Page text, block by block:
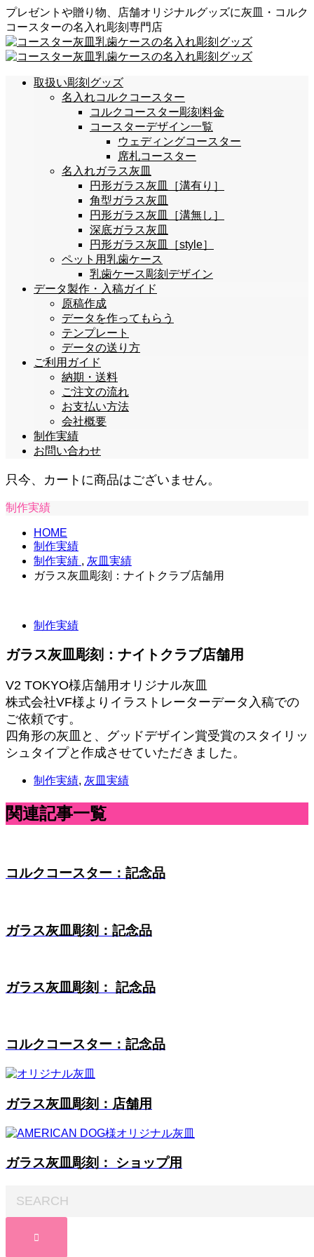
プレゼントや贈り物、店舗オリジナルグッズに灰皿・コルク
コースターの名入れ彫刻専門店
取扱い彫刻グッズ
名入れコルクコースター
コルクコースター彫刻料金
コースターデザイン一覧
ウェディングコースター
席札コースター
名入れガラス灰皿
円形ガラス灰皿［溝有り］
角型ガラス灰皿
円形ガラス灰皿［溝無し］
深底ガラス灰皿
円形ガラス灰皿［style］
ペット用乳歯ケース
乳歯ケース彫刻デザイン
データ製作・入稿ガイド
原稿作成
データを作ってもらう
テンプレート
データの送り方
ご利用ガイド
納期・送料
ご注文の流れ
お支払い方法
会社概要
制作実績
お問い合わせ
只今、カートに商品はございません。
制作実績
HOME
制作実績
制作実績 , 灰皿実績
ガラス灰皿彫刻：ナイトクラブ店舗用
制作実績
ガラス灰皿彫刻：ナイトクラブ店舗用
V2 TOKYO様店舗用オリジナル灰皿
株式会社VF様よりイラストレーターデータ入稿での
ご依頼です。
四角形の灰皿と、グッドデザイン賞受賞のスタイリッ
シュタイプと作成させていただきました。
制作実績, 灰皿実績
関連記事一覧
コルクコースター：記念品
ガラス灰皿彫刻：記念品
ガラス灰皿彫刻： 記念品
コルクコースター：記念品
ガラス灰皿彫刻：店舗用
ガラス灰皿彫刻： ショップ用